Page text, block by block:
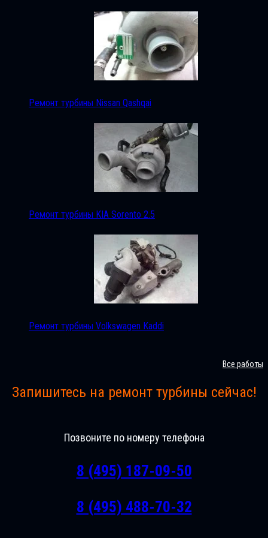
Ремонт турбины Nissan Qashqai
Ремонт турбины KIA Sorento 2.5
Ремонт турбины Volkswagen Kaddi
Все работы
Запишитесь на ремонт турбины сейчас!
Позвоните по номеру телефона
8 (495) 187-09-50
8 (495) 488-70-32